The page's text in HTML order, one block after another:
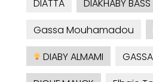
DIATTA
DIAKHABY BASS
Gassa Mouhamadou
DIABY ALMAMI